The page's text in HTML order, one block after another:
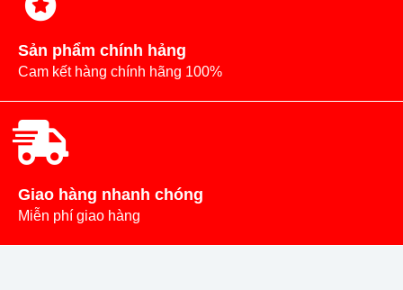
Sản phẩm chính hảng
Cam kết hàng chính hãng 100%
Giao hàng nhanh chóng
Miễn phí giao hàng